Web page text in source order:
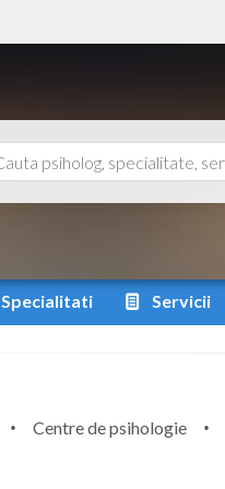
Specialitati Servicii
Centre de psihologie